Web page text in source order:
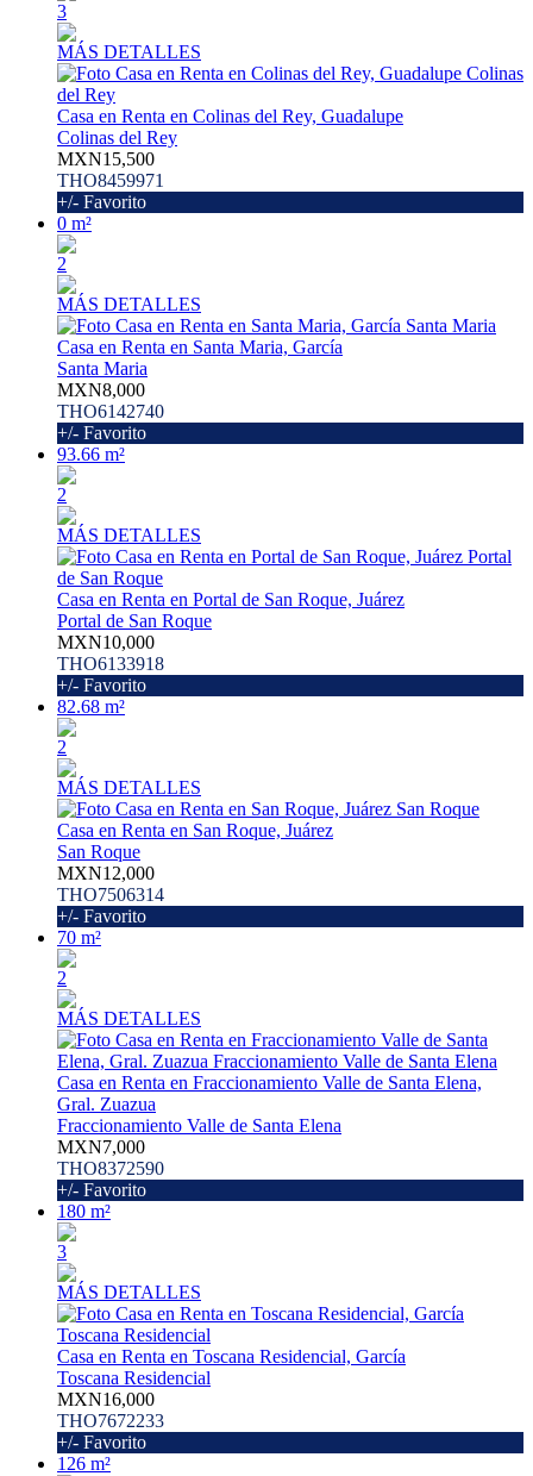
3
MÁS DETALLES
Casa en Renta en Colinas del Rey, Guadalupe
Colinas del Rey
MXN15,500
THO8459971
+/- Favorito
0 m²
2
MÁS DETALLES
Casa en Renta en Santa Maria, García
Santa Maria
MXN8,000
THO6142740
+/- Favorito
93.66 m²
2
MÁS DETALLES
Casa en Renta en Portal de San Roque, Juárez
Portal de San Roque
MXN10,000
THO6133918
+/- Favorito
82.68 m²
2
MÁS DETALLES
Casa en Renta en San Roque, Juárez
San Roque
MXN12,000
THO7506314
+/- Favorito
70 m²
2
MÁS DETALLES
Casa en Renta en Fraccionamiento Valle de Santa Elena,
Gral. Zuazua
Fraccionamiento Valle de Santa Elena
MXN7,000
THO8372590
+/- Favorito
180 m²
3
MÁS DETALLES
Casa en Renta en Toscana Residencial, García
Toscana Residencial
MXN16,000
THO7672233
+/- Favorito
126 m²